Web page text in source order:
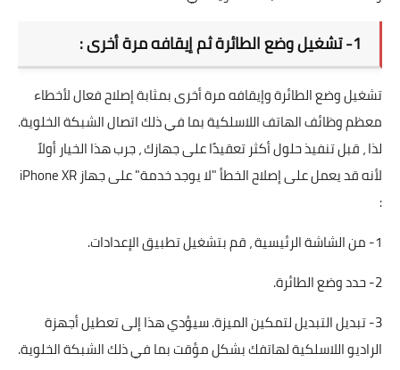
1- تشغيل وضع الطائرة ثم إيقافه مرة أخرى :
تشغيل وضع الطائرة وإيقافه مرة أخرى بمثابة إصلاح فعال لأخطاء
معظم وظائف الهاتف اللاسلكية بما في ذلك اتصال الشبكة الخلوية.
لذا ، قبل تنفيذ حلول أكثر تعقيدًا على جهازك ، جرب هذا الخيار أولاً
لأنه قد يعمل على إصلاح الخطأ "لا يوجد خدمة" على جهاز iPhone XR
:
1- من الشاشة الرئيسية ، قم بتشغيل تطبيق الإعدادات.
2- حدد وضع الطائرة.
3- تبديل التبديل لتمكين الميزة. سيؤدي هذا إلى تعطيل أجهزة
الراديو اللاسلكية لهاتفك بشكل مؤقت بما في ذلك الشبكة الخلوية.